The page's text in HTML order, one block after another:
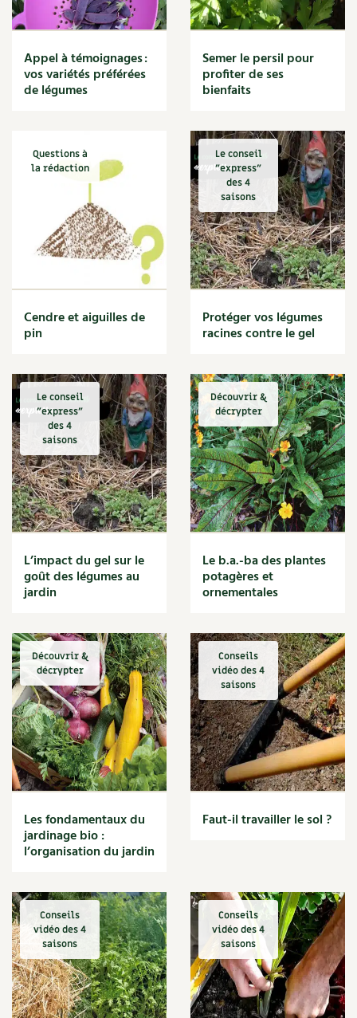
Appel à témoignages :
vos variétés préférées
de légumes
Semer le persil pour
profiter de ses
bienfaits
Questions à
la rédaction
Cendre et aiguilles de
pin
Le conseil
"express"
des 4
saisons
Protéger vos légumes
racines contre le gel
Le conseil
"express"
des 4
saisons
L’impact du gel sur le
goût des légumes au
jardin
Découvrir &
décrypter
Le b.a.-ba des plantes
potagères et
ornementales
Découvrir &
décrypter
Les fondamentaux du
jardinage bio :
l’organisation du jardin
Conseils
vidéo des 4
saisons
Faut-il travailler le sol ?
Conseils
vidéo des 4
saisons
Conseils
vidéo des 4
saisons